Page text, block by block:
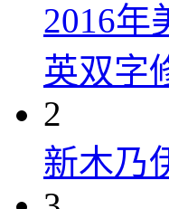
2016年
英双字
2
新木乃